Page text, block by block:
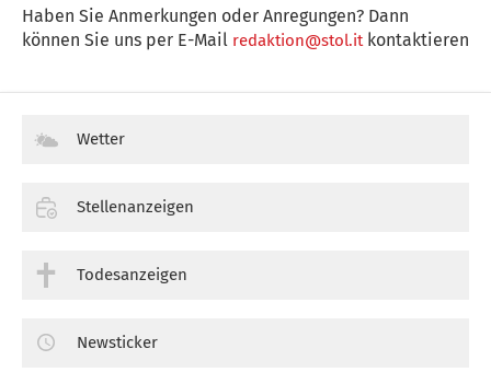
Haben Sie Anmerkungen oder Anregungen? Dann
können Sie uns per E-Mail redaktion@stol.itkontaktieren
Wetter
Stellenanzeigen
Todesanzeigen
Newsticker